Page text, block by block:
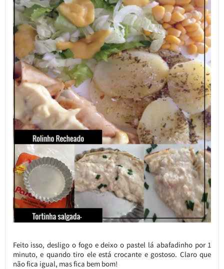
Feito isso, desligo o fogo e deixo o pastel lá abafadinho por 1
minuto, e quando tiro ele está crocante e gostoso. Claro que
não fica igual, mas fica bem bom!